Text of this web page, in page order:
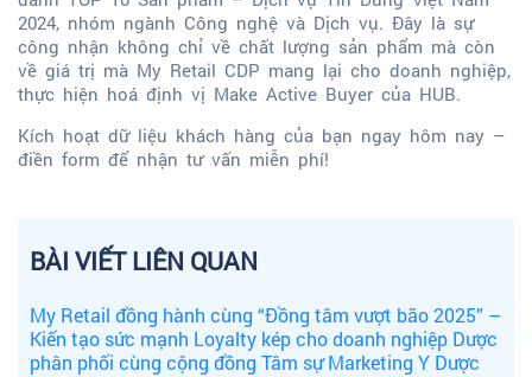
2024, nhóm ngành Công nghệ và Dịch vụ. Đây là sự
công nhận không chỉ về chất lượng sản phẩm mà còn
về giá trị mà My Retail CDP mang lại cho doanh nghiệp,
thực hiện hoá định vị Make Active Buyer của HUB.
Kích hoạt dữ liệu khách hàng của bạn ngay hôm nay –
điền form để nhận tư vấn miễn phí!
BÀI VIẾT LIÊN QUAN
My Retail đồng hành cùng “Đồng tâm vượt bão 2025” –
Kiến tạo sức mạnh Loyalty kép cho doanh nghiệp Dược
phân phối cùng cộng đồng Tâm sự Marketing Y Dược